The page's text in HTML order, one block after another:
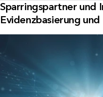
Sparringspartner und
Evidenzbasierung